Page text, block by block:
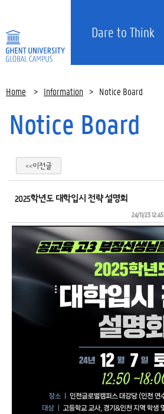
Dare to Think
Home > Information > Notice Board
Notice Board
<<이전글
2025학년도 대학입시 전략 설명회
24/11/23 12:45